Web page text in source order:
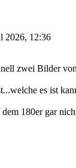
2026, 12:36
zwei Bilder
es ist
180er gar